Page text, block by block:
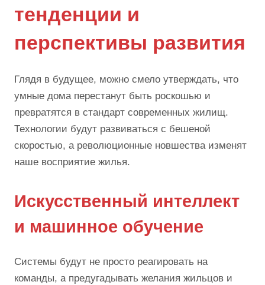
тенденции и
перспективы развития
Глядя в будущее, можно смело утверждать, что
умные дома перестанут быть роскошью и
превратятся в стандарт современных жилищ.
Технологии будут развиваться с бешеной
скоростью, а революционные новшества изменят
наше восприятие жилья.
Искусственный интеллект
и машинное обучение
Системы будут не просто реагировать на
команды, а предугадывать желания жильцов и